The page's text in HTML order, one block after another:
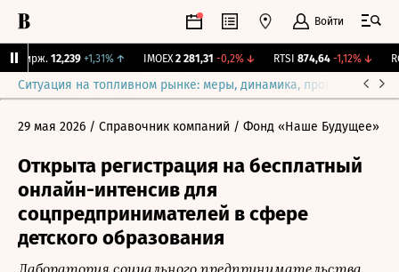
Войти
Бирж. 12,239 +1,31% ↑ IMOEX 2 281,31 -0,2%↓ RTSI 874,64 -1,12%↓
Ситуация на топливном рынке: меры, динамика, прогнозы
29 мая 2026 / Справочник компаний / Фонд «Наше Будущее»
Открыта регистрация на бесплатный
онлайн-интенсив для
соцпредпринимателей в сфере
детского образования
Лаборатория социального предпринимательства